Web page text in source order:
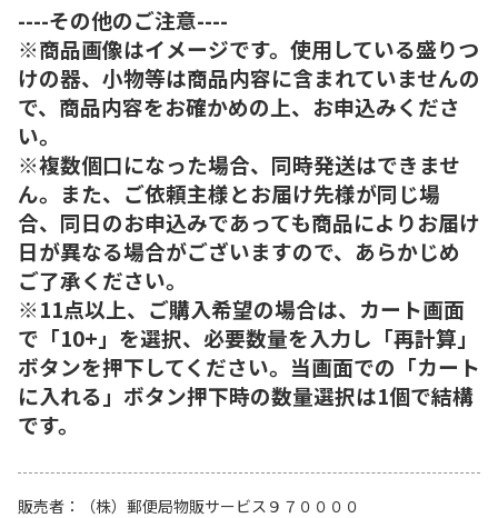
----その他のご注意----
※商品画像はイメージです。使用している盛りつ
けの器、小物等は商品内容に含まれていませんの
で、商品内容をお確かめの上、お申込みくださ
い。
※複数個口になった場合、同時発送はできませ
ん。また、ご依頼主様とお届け先様が同じ場
合、同日のお申込みであっても商品によりお届け
日が異なる場合がございますので、あらかじめ
ご了承ください。
※11点以上、ご購入希望の場合は、カート画面
で「10+」を選択、必要数量を入力し「再計算」
ボタンを押下してください。当画面での「カート
に入れる」ボタン押下時の数量選択は1個で結構
です。
販売者
（株）郵便局物販サービス９７００００